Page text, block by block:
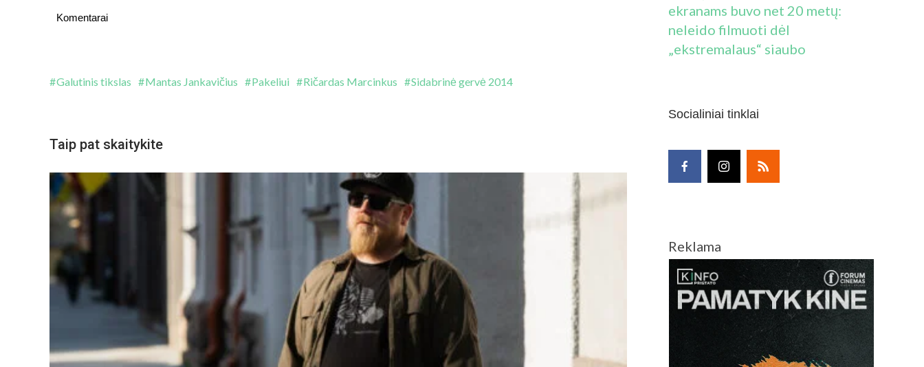
Komentarai
Galutinis tikslas Mantas Jankavičius Pakeliui Ričardas Marcinkus Sidabrinė gervė 2014
Taip pat skaitykite
ekranams buvo net 20 metų:
neleido filmuoti dėl
„ekstremalaus“ siaubo
Socialiniai tinklai
Reklama